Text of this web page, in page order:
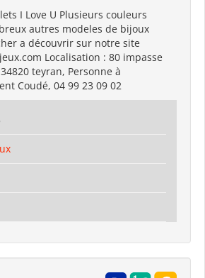
I Love U Plusieurs couleurs
autres modeles de bijoux
a découvrir sur notre site
Localisation : 80 impasse
teyran, Personne à
Coudé, 04 99 23 09 02